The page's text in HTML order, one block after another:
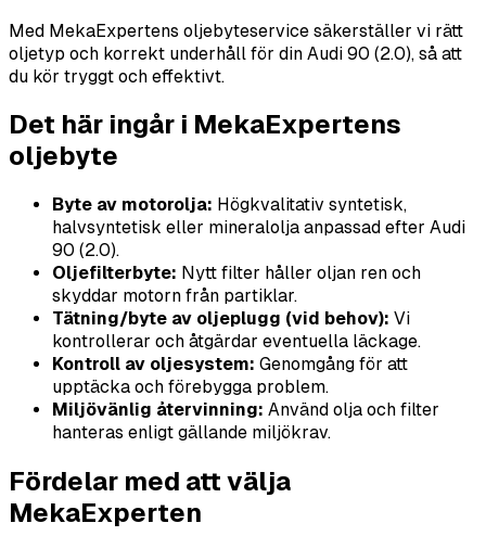
Med MekaExpertens oljebyteservice säkerställer vi rätt
oljetyp och korrekt underhåll för din Audi 90 (2.0), så att
du kör tryggt och effektivt.
Det här ingår i MekaExpertens
oljebyte
Byte av motorolja: Högkvalitativ syntetisk,
halvsyntetisk eller mineralolja anpassad efter Audi
90 (2.0).
Oljefilterbyte: Nytt filter håller oljan ren och
skyddar motorn från partiklar.
Tätning/byte av oljeplugg (vid behov): Vi
kontrollerar och åtgärdar eventuella läckage.
Kontroll av oljesystem: Genomgång för att
upptäcka och förebygga problem.
Miljövänlig återvinning: Använd olja och filter
hanteras enligt gällande miljökrav.
Fördelar med att välja
MekaExperten